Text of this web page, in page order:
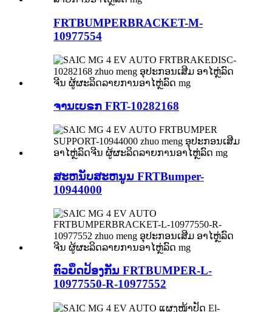
FRTBUMPERBRACKET-M-
10977554
ຈານເບຣກ FRT-10282168
ສະຫນັບສະຫນູນ FRTBumper-
10944000
ຕົວຍຶດປ້ອງກັນ FRTBUMPER-L-
10977550-R-10977552